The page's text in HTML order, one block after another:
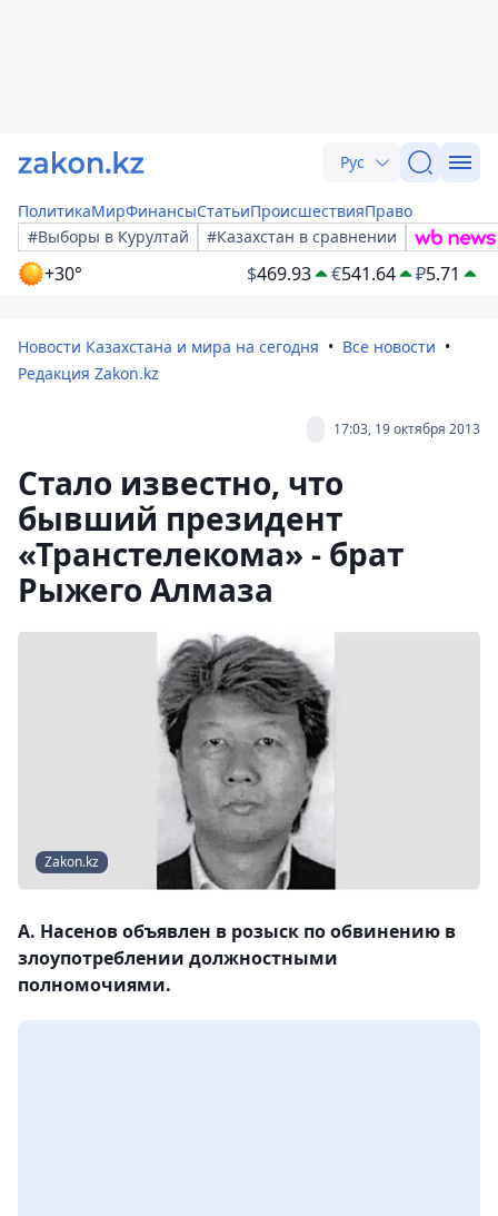
Рус
ПолитикаМирФинансыСтатьиПроисшествияПраво
#Выборы в Курултай
#Казахстан в сравнении
+30° $469.93 €541.64 ₽5.71
Новости Казахстана и мира на сегодня
Все новости
Редакция Zakon.kz
17:03, 19 октября 2013
Стало известно, что
бывший президент
«Транстелекома» - брат
Рыжего Алмаза
Zakon.kz
А. Насенов объявлен в розыск по обвинению в
злоупотреблении должностными
полномочиями.